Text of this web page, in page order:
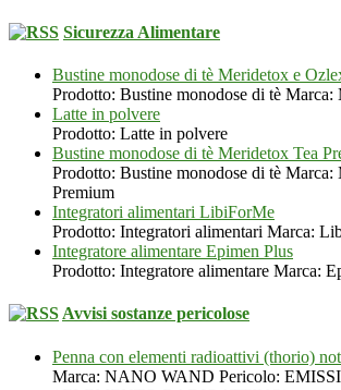
Sicurezza Alimentare
Bustine monodose di tè Meridetox e
Prodotto: Bustine monodose di tè
Latte in polvere
Prodotto: Latte in polvere
Bustine monodose di tè Meridetox Tea
Prodotto: Bustine monodose di tè Marca:
Premium
Integratori alimentari LibiForMe
Prodotto: Integratori alimentari Marca:
Integratore alimentare Epimen Plus
Prodotto: Integratore alimentare Marca:
Avvisi sostanze pericolose
Penna con elementi radioattivi (thorio)
Marca: NANO WAND Pericolo: